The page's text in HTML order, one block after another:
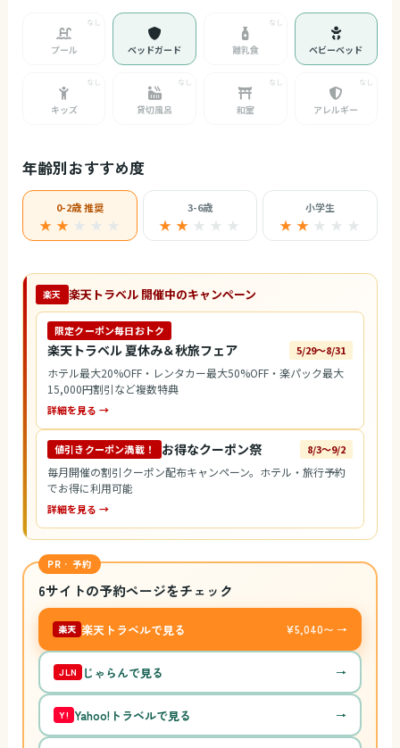
プール ベッドガード 離乳食 ベビーベッド
キッズ 貸切風呂 和室 アレルギー
年齢別おすすめ度
0-2歳 推奨
★ ★ ★ ★ ★
3-6歳
★ ★ ★ ★ ★
小学生
★ ★ ★ ★ ★
楽天 楽天トラベル 開催中のキャンペーン
限定クーポン毎日おトク
楽天トラベル 夏休み＆秋旅フェア 5/29〜8/31
ホテル最大20%OFF・レンタカー最大50%OFF・楽パック最大
15,000円割引など複数特典
詳細を見る →
値引きクーポン満載！ お得なクーポン祭 8/3〜9/2
毎月開催の割引クーポン配布キャンペーン。ホテル・旅行予約
でお得に利用可能
詳細を見る →
PR · 予約
6サイトの予約ページをチェック
楽天 楽天トラベルで見る ¥5,040〜 →
JLN じゃらんで見る →
Y! Yahoo!トラベルで見る →